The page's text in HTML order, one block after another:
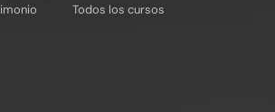
Todos los cursos